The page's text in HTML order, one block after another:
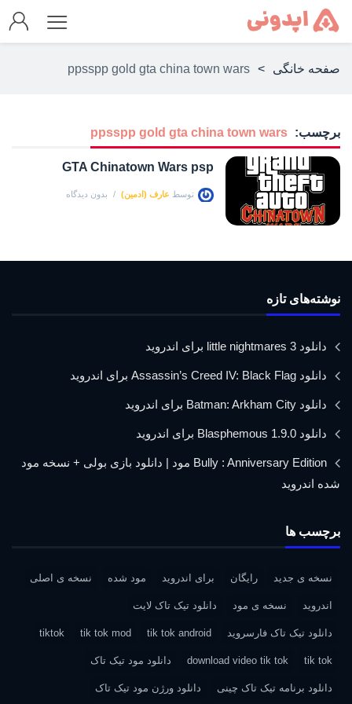
صفحه خانگی >
ppsspp gold gta china town wars
برچسب: ppsspp gold gta china town wars
GTA Chinatown Wars psp
توسط عارف (ادمین) بدون دیدگاه
نوشته‌های تازه
دانلود little nightmares 3 برای اندروید
دانلود Assassin’s Creed IV: Black Flag برای اندروید
دانلود Batman: Arkham City برای اندروید
دانلود Blasphemous 1.9.0 برای اندروید
Bully : Anniversary Edition مود | دانلود بازی بولی + نسخه مود
شده اندروید
برچسب ها
نسخه ی جدید رایگان برای اندروید مود شده نسخه ی اصلی
اندروید نسخه ی مود دانلود تیک تاک لایت
دانلود تیک تاک فارسروید tik tok android
tik tok mod
tiktok
tik tok
download video tik tok دانلود مود تیک تاک
دانلود برنامه تیک تاک چینی دانلود ورژن مود تیک تاک